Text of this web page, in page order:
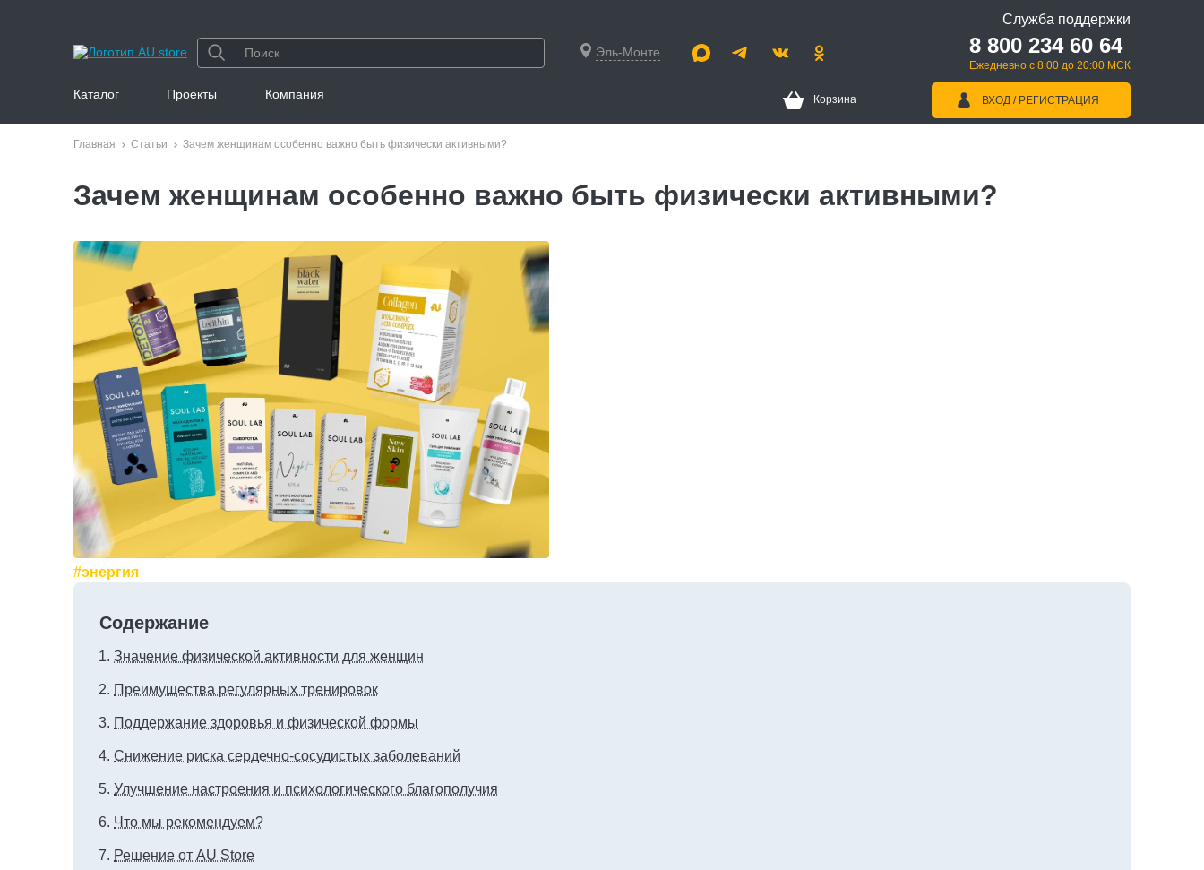
Эль-Монте
Служба поддержки
8 800 234 60 64
Ежедневно с 8:00 до 20:00 МСК
Каталог Проекты Компания Корзина ВХОД / РЕГИСТРАЦИЯ
Главная Статьи Зачем женщинам особенно важно быть физически активными?
Зачем женщинам особенно важно быть физически активными?
#энергия
Содержание
Значение физической активности для женщин
Преимущества регулярных тренировок
Поддержание здоровья и физической формы
Снижение риска сердечно-сосудистых заболеваний
Улучшение настроения и психологического благополучия
Что мы рекомендуем?
Решение от AU Store